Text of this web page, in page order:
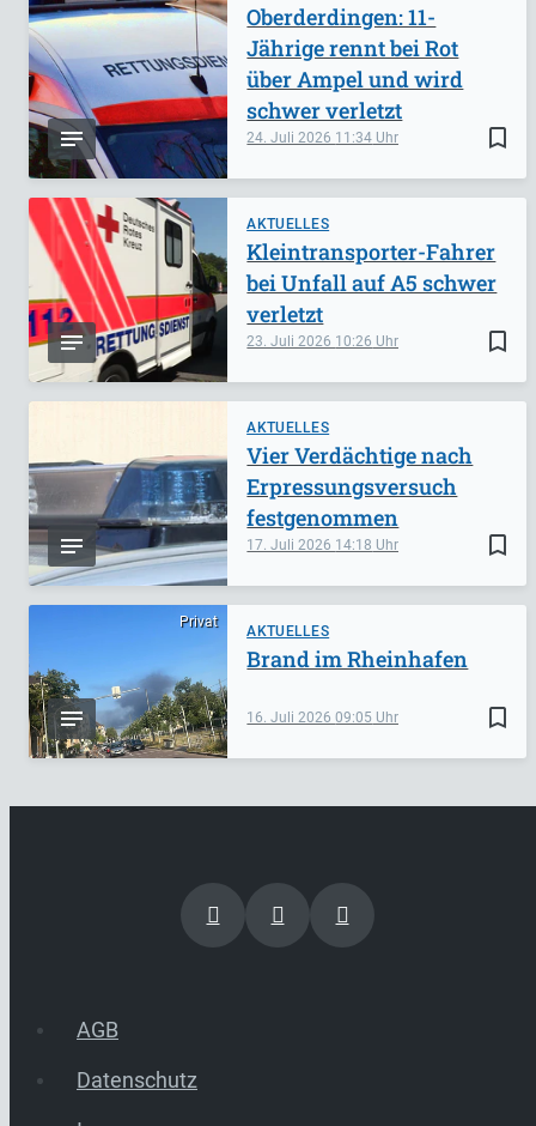
bookmark_border
24. Juli 2026 11:34
Oberderdingen: 11-
Jährige rennt bei Rot
über Ampel und wird
schwer verletzt
AKTUELLES
bookmark_border
23. Juli 2026 10:26
Kleintransporter-Fahrer
bei Unfall auf A5 schwer
verletzt
AKTUELLES
bookmark_border
17. Juli 2026 14:18
Vier Verdächtige nach
Erpressungsversuch
festgenommen
Privat
AKTUELLES
bookmark_border
16. Juli 202609:05
Brand im Rheinhafen
AGB
Datenschutz